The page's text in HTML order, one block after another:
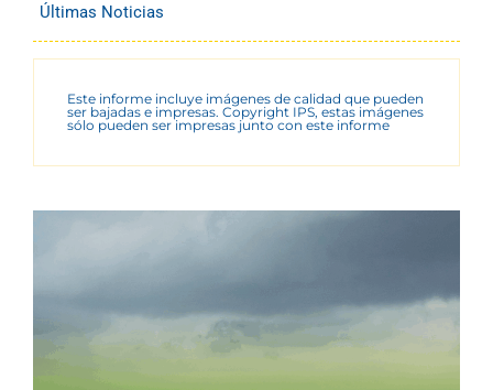
Últimas Noticias
Este informe incluye imágenes de calidad que pueden
ser bajadas e impresas. Copyright IPS, estas imágenes
sólo pueden ser impresas junto con este informe